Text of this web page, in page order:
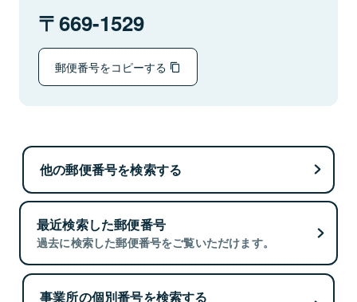
669-1529
郵便番号をコピーする
他の郵便番号を検索する
最近検索した郵便番号
過去に検索した郵便番号をご覧いただけます。
事業所の個別番号を検索する